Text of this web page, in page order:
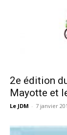
2e édition
Mayotte et
Le JDM - 7 janvier